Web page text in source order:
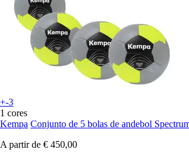
+-3
1 cores
Kempa Conjunto de 5 bolas de andebol
A partir de € 450,00